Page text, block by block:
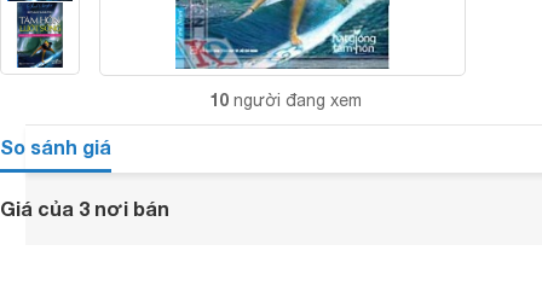
10 người đang xem
So sánh giá
Giá của 3 nơi bán